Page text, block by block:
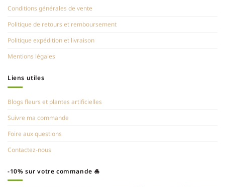
Conditions générales de vente
Politique de retours et remboursement
Politique expédition et livraison
Mentions légales
Liens utiles
Blogs fleurs et plantes artificielles
Suivre ma commande
Foire aux questions
Contactez-nous
-10% sur votre commande 🎍